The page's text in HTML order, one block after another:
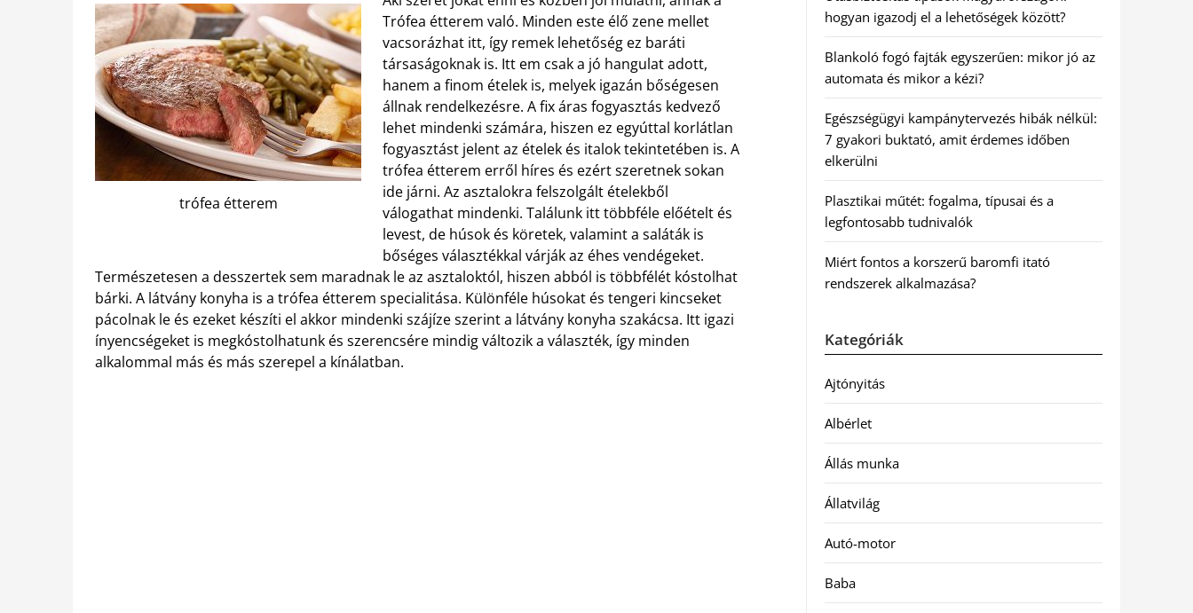
trófea étterem
Trófea étterem való. Minden este élő zene mellet
vacsorázhat itt, így remek lehetőség ez baráti
társaságoknak is. Itt em csak a jó hangulat adott,
hanem a finom ételek is, melyek igazán bőségesen
állnak rendelkezésre. A fix áras fogyasztás kedvező
lehet mindenki számára, hiszen ez egyúttal korlátlan
fogyasztást jelent az ételek és italok tekintetében is. A
trófea étterem erről híres és ezért szeretnek sokan
ide járni. Az asztalokra felszolgált ételekből
válogathat mindenki. Találunk itt többféle előételt és
levest, de húsok és köretek, valamint a saláták is
bőséges választékkal várják az éhes vendégeket.
Természetesen a desszertek sem maradnak le az asztaloktól, hiszen abból is többfélét kóstolhat
bárki. A látvány konyha is a trófea étterem specialitása. Különféle húsokat és tengeri kincseket
pácolnak le és ezeket készíti el akkor mindenki szájíze szerint a látvány konyha szakácsa. Itt igazi
ínyencségeket is megkóstolhatunk és szerencsére mindig változik a választék, így minden
alkalommal más és más szerepel a kínálatban.
hogyan igazodj el a lehetőségek között?
Blankoló fogó fajták egyszerűen: mikor jó az
automata és mikor a kézi?
Egészségügyi kampánytervezés hibák nélkül:
7 gyakori buktató, amit érdemes időben
elkerülni
Plasztikai műtét: fogalma, típusai és a
legfontosabb tudnivalók
Miért fontos a korszerű baromfi itató
rendszerek alkalmazása?
Kategóriák
Ajtónyitás
Albérlet
Állás munka
Állatvilág
Autó-motor
Baba